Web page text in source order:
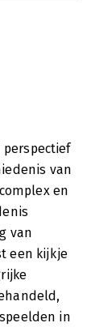
perspectief
van
en
van
een kijkje
in